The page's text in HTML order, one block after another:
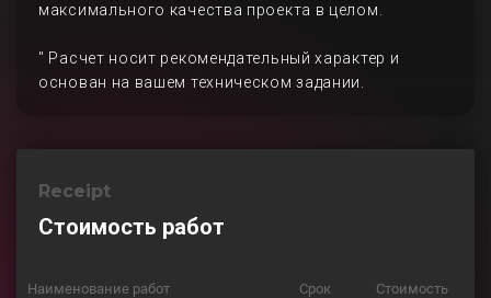
максимального качества проекта в целом.
" Расчет носит рекомендательный характер и
основан на вашем техническом задании.
Receipt
Стоимость работ
Наименование работ Срок Стоимость